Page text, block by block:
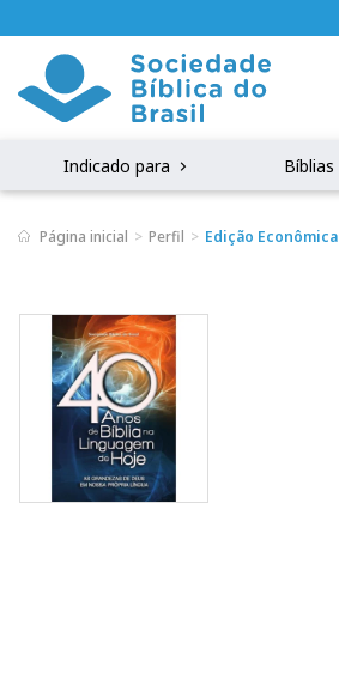
Indicado para Bíblias
Página inicial Perfil Edição Econômica